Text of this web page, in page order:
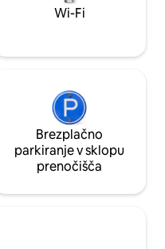
počitnic.
Wi-Fi
Brezplačno
parkiranje v sklopu
prenočišča